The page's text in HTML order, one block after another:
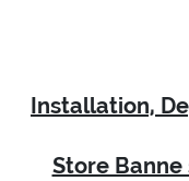
Installation,
Store Banne